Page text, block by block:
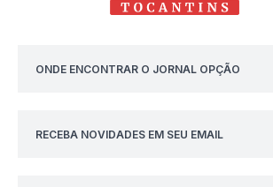
ONDE ENCONTRAR O JORNAL OPÇÃO
RECEBA NOVIDADES EM SEU EMAIL